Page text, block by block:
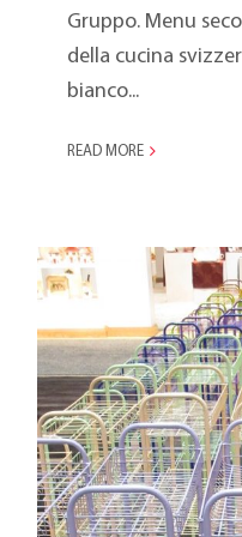
Gruppo. Menu
della cucina
bianco...
READ MORE